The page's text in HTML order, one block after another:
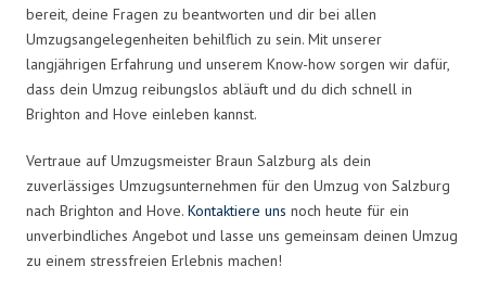
bereit, deine Fragen zu beantworten und dir bei allen
Umzugsangelegenheiten behilflich zu sein. Mit unserer
langjährigen Erfahrung und unserem Know-how sorgen wir dafür,
dass dein Umzug reibungslos abläuft und du dich schnell in
Brighton and Hove einleben kannst.
Vertraue auf Umzugsmeister Braun Salzburg als dein
zuverlässiges Umzugsunternehmen für den Umzug von Salzburg
nach Brighton and Hove. Kontaktiere uns noch heute für ein
unverbindliches Angebot und lasse uns gemeinsam deinen Umzug
zu einem stressfreien Erlebnis machen!